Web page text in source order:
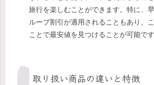
旅行を楽しむことができます。特に、
ループ割引が適用されることもあり、
ことで最安値を見つけることが可能です
取り扱い商品の違いと特徴